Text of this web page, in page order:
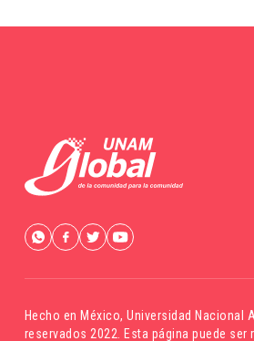
Hecho en México,Universidad Nacional
reservados 2022. Esta página puede